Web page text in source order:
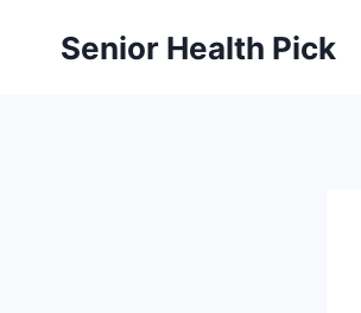
Senior Health Pick